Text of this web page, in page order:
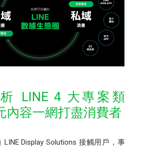
LINE 4 大專案類
內容一網打盡消費者
LINE Display Solutions 接觸用戶，事